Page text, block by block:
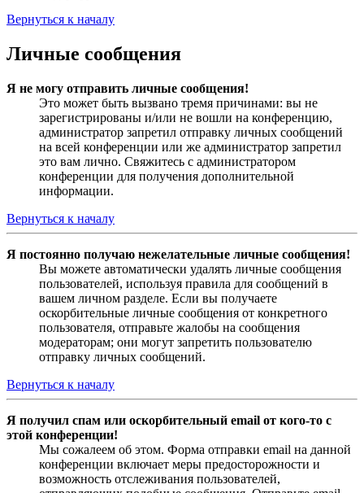
Вернуться к началу
Личные сообщения
Я не могу отправить личные сообщения!
Это может быть вызвано тремя причинами: вы не
зарегистрированы и/или не вошли на конференцию,
администратор запретил отправку личных сообщений
на всей конференции или же администратор запретил
это вам лично. Свяжитесь с администратором
конференции для получения дополнительной
информации.
Вернуться к началу
Я постоянно получаю нежелательные личные сообщения!
Вы можете автоматически удалять личные сообщения
пользователей, используя правила для сообщений в
вашем личном разделе. Если вы получаете
оскорбительные личные сообщения от конкретного
пользователя, отправьте жалобы на сообщения
модераторам; они могут запретить пользователю
отправку личных сообщений.
Вернуться к началу
Я получил спам или оскорбительный email от кого-то с
этой конференции!
Мы сожалеем об этом. Форма отправки email на данной
конференции включает меры предосторожности и
возможность отслеживания пользователей,